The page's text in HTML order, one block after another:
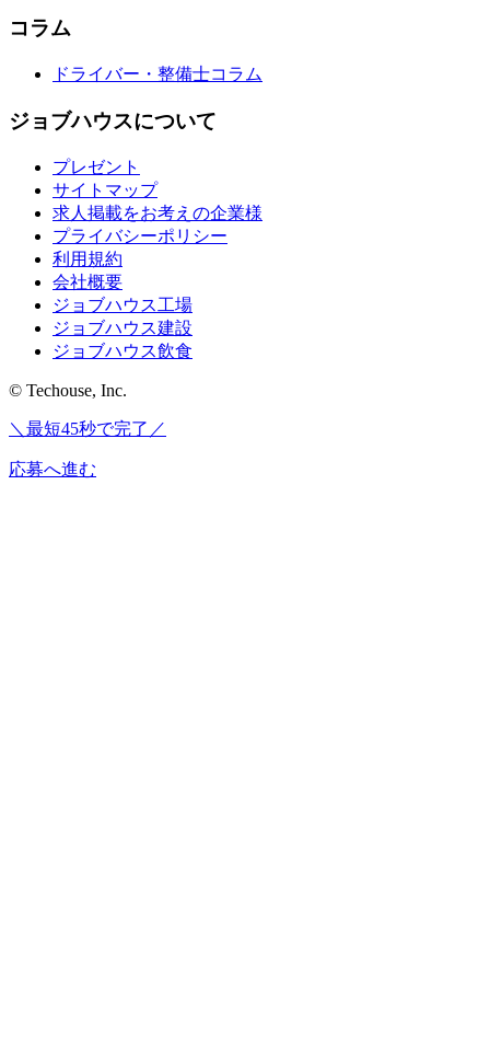
コラム
ドライバー・整備士コラム
ジョブハウスについて
プレゼント
サイトマップ
求人掲載をお考えの企業様
プライバシーポリシー
利用規約
会社概要
ジョブハウス工場
ジョブハウス建設
ジョブハウス飲食
© Techouse, Inc.
＼最短45秒で完了／
応募へ進む